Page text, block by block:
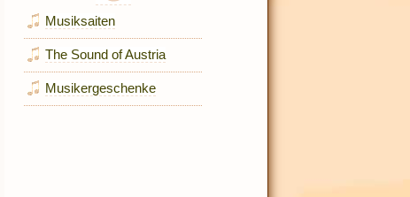
Musiksaiten
The Sound of Austria
Musikergeschenke